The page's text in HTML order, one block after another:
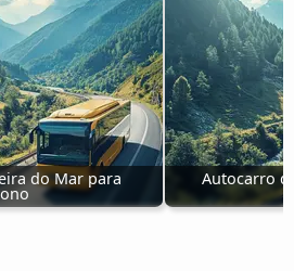
do Mar para Autocarro